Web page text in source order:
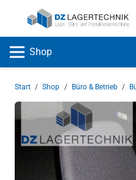
Shop
Start / Shop / Büro & Betrieb /